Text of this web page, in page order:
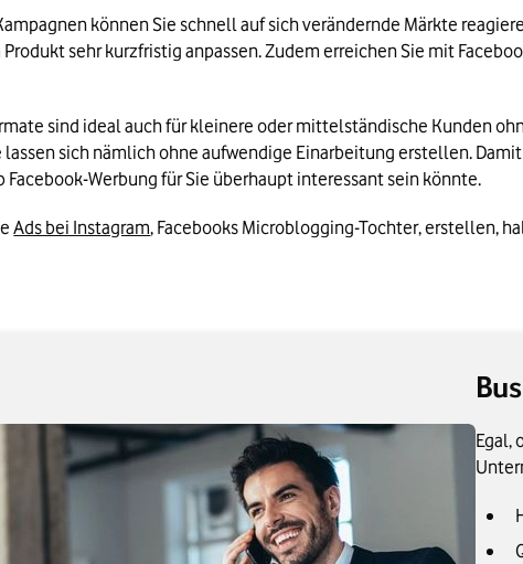
können Sie schnell auf sich verändernde Märkte
sehr kurzfristig anpassen. Zudem erreichen Sie mit
sind ideal auch für kleinere oder mittelständische Kunden
lassen sich nämlich ohne aufwendige Einarbeitung erstellen.
Facebook-Werbung für Sie überhaupt interessant sein könnte.
Ads bei Instagram, Facebooks Microblogging-Tochter, erstellen,
Egal,